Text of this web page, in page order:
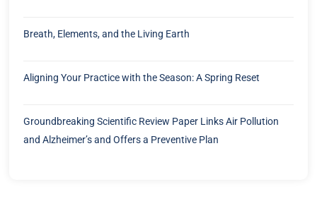
Breath, Elements, and the Living Earth
Aligning Your Practice with the Season: A Spring Reset
Groundbreaking Scientific Review Paper Links Air Pollution
and Alzheimer’s and Offers a Preventive Plan